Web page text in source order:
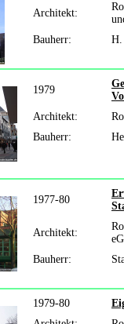
Architekt:
Bauherr:
H.
1979
Architekt:
Bauherr:
1977-80
Architekt:
Bauherr:
1979-80